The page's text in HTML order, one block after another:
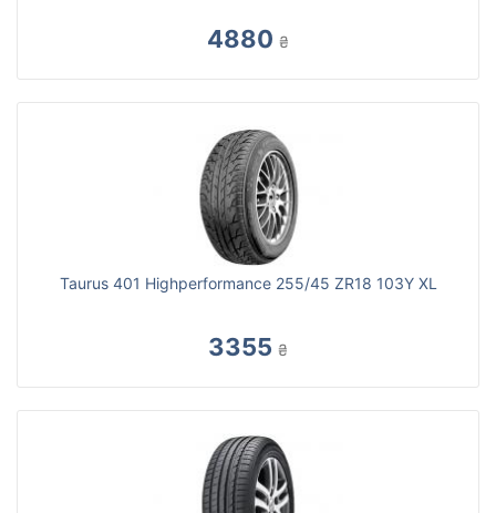
4880 ₴
Taurus 401 Highperformance 255/45 ZR18 103Y XL
3355 ₴